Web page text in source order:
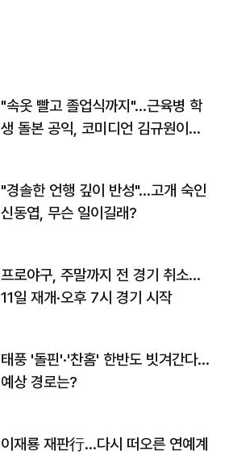
"속옷 빨고 졸업식까지"…근육병 학
생 돌본 공익, 코미디언 김규원이었
"경솔한 언행 깊이 반성"…고개 숙인
신동엽, 무슨 일이길래?
프로야구, 주말까지 전 경기 취소…
11일 재개·오후 7시 경기 시작
태풍 '돌핀'·'찬홈' 한반도 빗겨간다…
예상 경로는?
이재룡 재판行…다시 떠오른 연예계